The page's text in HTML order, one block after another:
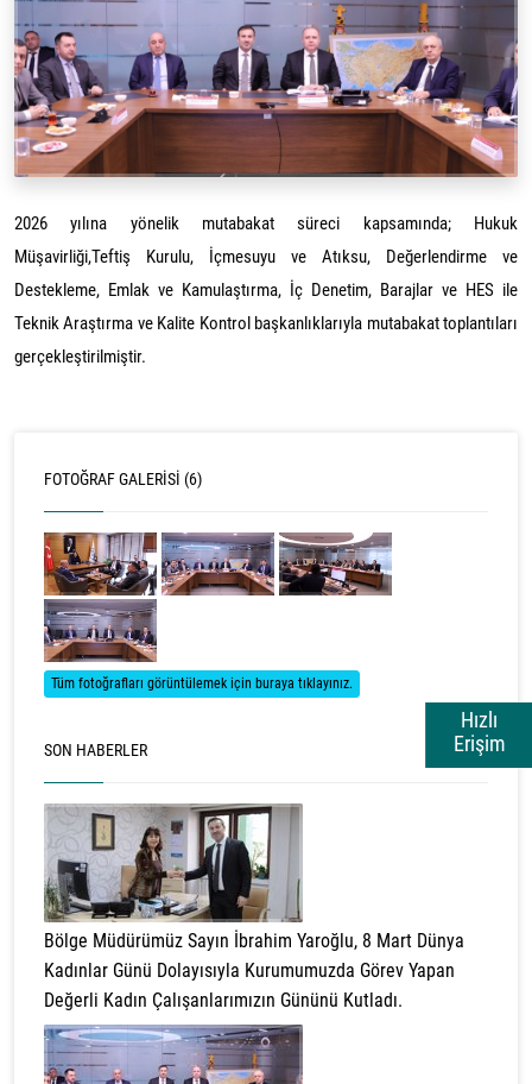
Hızlı
Erişim
2026 yılına yönelik mutabakat süreci kapsamında; Hukuk
Müşavirliği,Teftiş Kurulu, İçmesuyu ve Atıksu, Değerlendirme ve
Destekleme, Emlak ve Kamulaştırma, İç Denetim, Barajlar ve HES ile
Teknik Araştırma ve Kalite Kontrol başkanlıklarıyla mutabakat toplantıları
gerçekleştirilmiştir.
FOTOĞRAF GALERISI (6)
Tüm fotoğrafları görüntülemek için buraya tıklayınız.
SON HABERLER
Bölge Müdürümüz Sayın İbrahim Yaroğlu, 8 Mart Dünya
Kadınlar Günü Dolayısıyla Kurumumuzda Görev Yapan
Değerli Kadın Çalışanlarımızın Gününü Kutladı.